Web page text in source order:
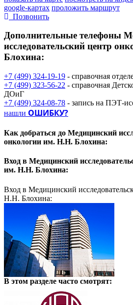
google-картах проложить маршрут
Позвонить
Дополнительные телефоны
исследовательский центр
Блохина:
+7 (499) 324-19-19 - справочная
+7 (499) 323-56-22 - справочная
ДОиГ
+7 (499) 324-08-78 - запись на ПЭТ-
нашли ОШИБКУ?
Как добраться до Медицинский
онкологии им. Н.Н. Блохина:
Вход в Медицинский
им. Н.Н. Блохина:
Вход в Медицинский
Н.Н. Блохина:
В этом разделе часто смотрят: